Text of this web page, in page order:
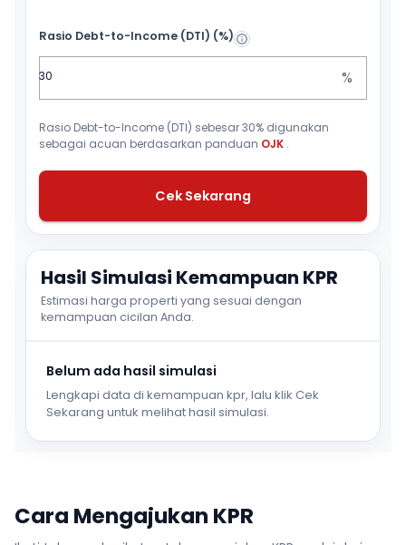
Rasio Debt-to-Income (DTI) (%)
%
Rasio Debt-to-Income (DTI) sebesar 30% digunakan
sebagai acuan berdasarkan panduan OJK .
Cek Sekarang
Hasil Simulasi Kemampuan KPR
Estimasi harga properti yang sesuai dengan
kemampuan cicilan Anda.
Belum ada hasil simulasi
Lengkapi data di kemampuan kpr, lalu klik Cek
Sekarang untuk melihat hasil simulasi.
Cara Mengajukan KPR